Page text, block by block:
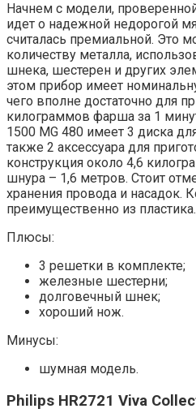
Начнем с модели,
идет о надежной недорогой
считалась премиальной. Это
количеству металла,
шнека, шестерен и других
этом прибор имеет
чего вполне достаточно для
килограммов фарша за 1
1500 MG 480 имеет 3 диска
также 2 аксессуара для
конструкция около 4,6
шнура – 1,6 метров. Стоит
хранения провода и насадок.
преимущественно из пластика.
Плюсы:
3 решетки в комплекте;
железные шестерни;
долговечный шнек;
хороший нож.
Минусы:
шумная модель.
Philips HR2721 Viva